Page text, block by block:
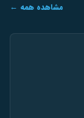
مشاهده همه ←